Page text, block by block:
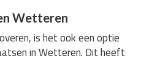
Wetteren
is het ook een optie
in Wetteren. Dit heeft